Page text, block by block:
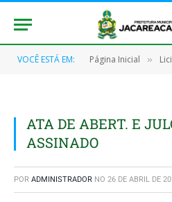
VOCÊ ESTÁ EM: Página Inicial »
ATA DE ABERT. E
ASSINADO
POR ADMINISTRADOR NO 26 DE ABRIL DE